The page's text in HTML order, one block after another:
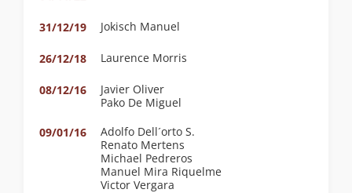
31/12/19 Jokisch Manuel
26/12/18 Laurence Morris
08/12/16
Javier Oliver
Pako De Miguel
09/01/16
Adolfo Dell´orto S.
Renato Mertens
Michael Pedreros
Manuel Mira Riquelme
Victor Vergara